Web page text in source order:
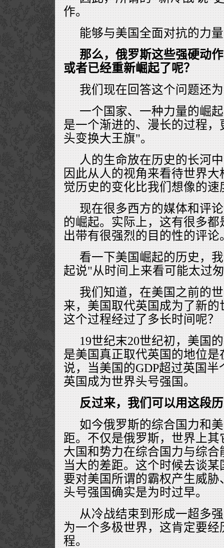
作。
能够与美国全面对抗的力
那么，俄罗斯这些强硬动
或者已经重新崛起了呢？
我们现在回答这个问题还
一个国家、一种力量的崛
是一个渐进的、漫长的过程
头变换大王旗"。
人的生命放在历史的长河
因此从人的视角来看待世界
觉历史的变化比我们想像的速
现在很多西方的媒体和评
的崛起。实际上，这有很多
出带有很强烈的目的性的评论
看一下美国崛起的历史，
起说"从时间上来看可能太过
我们知道，在美国之前的
来，美国取代英国成为了新
这个过程经过了多长时间呢？
19世纪末20世纪初，美国
是美国真正取代英国的地位
说，当美国的GDP超过英国
英国成为世界头号强国。
反过来，我们可以用这段
如今俄罗斯的综合国力和
距。不仅是俄罗斯，世界上
大国和势力在综合国力与综
当大的差距。这个时候去谈
要对美国所谓的霸权产生威
头号强国确实是为时过早。
从冷战结束到形成一超多
为一个多极世界，这肯定要
程。